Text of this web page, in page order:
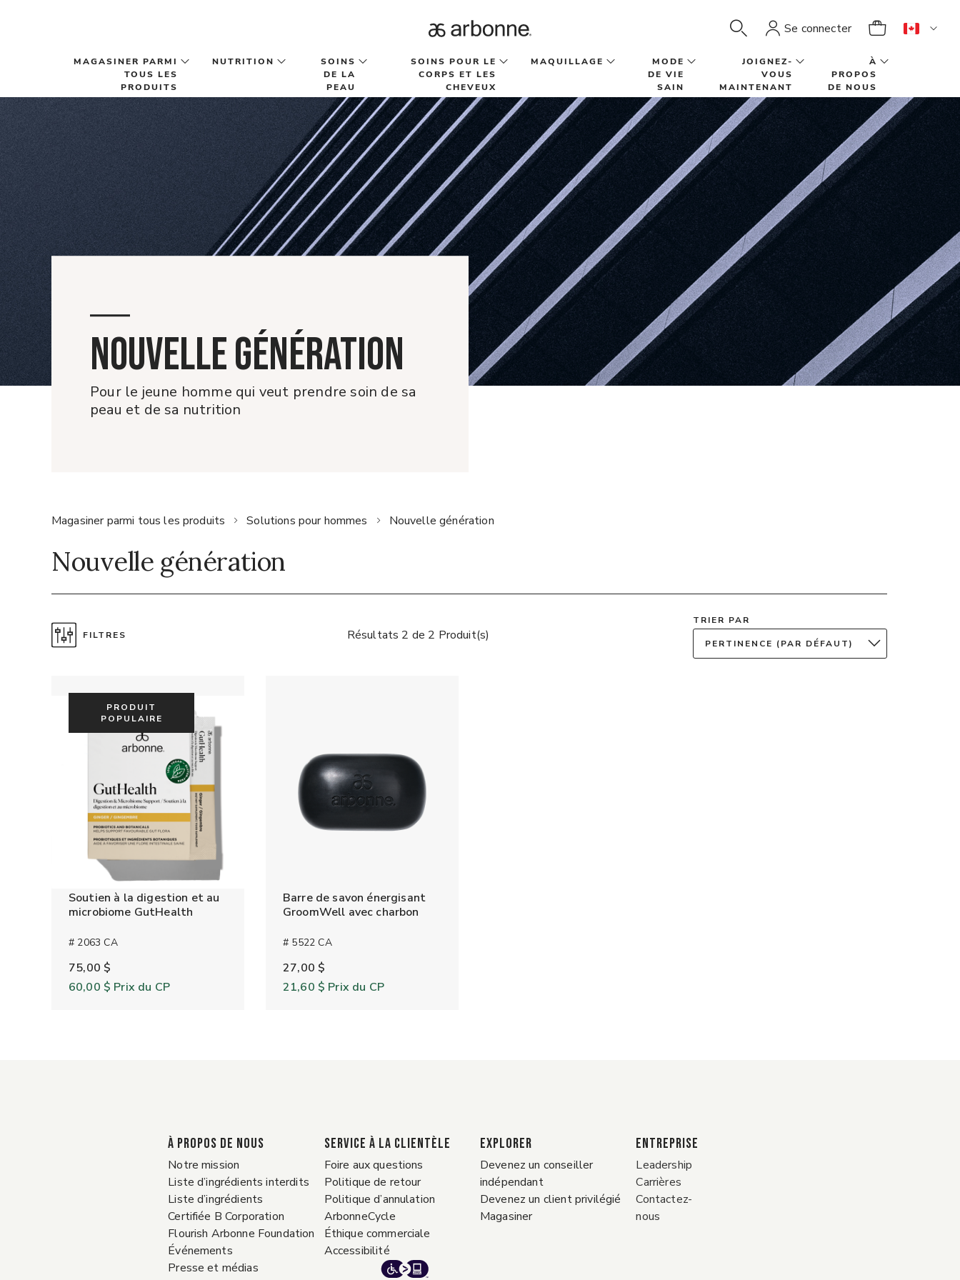
Se connecter
MAGASINER PARMI
TOUS LES
PRODUITS
NUTRITION
SOINS
DE LA
PEAU
SOINS POUR LE
CORPS ET LES
CHEVEUX
MAQUILLAGE
MODE
DE VIE
SAIN
JOIGNEZ-
VOUS
MAINTENANT
À
PROPOS
DE NOUS
NOUVELLE GÉNÉRATION
Pour le jeune homme qui veut prendre soin de sa
peau et de sa nutrition
Magasiner parmi tous les produits Solutions pour hommes Nouvelle génération
Nouvelle génération
FILTRES Résultats 2 de 2 Produit(s)
TRIER PAR
PERTINENCE (PAR DÉFAUT)
PRODUIT
POPULAIRE
Soutien à la digestion et au
microbiome GutHealth
# 2063 CA
75,00 $
60,00 $ Prix du CP
Barre de savon énergisant
GroomWell avec charbon
# 5522 CA
27,00 $
21,60 $ Prix du CP
À PROPOS DE NOUS
Notre mission
Liste d’ingrédients interdits
Liste d’ingrédients
Certifiée B Corporation
Flourish Arbonne Foundation
Événements
Presse et médias
Service à la clientèle
Foire aux questions
Politique de retour
Politique d’annulation
ArbonneCycle
Éthique commerciale
Accessibilité
EXPLORER
Devenez un conseiller
indépendant
Devenez un client privilégié
Magasiner
ENTREPRISE
Leadership
Carrières
Contactez-
nous